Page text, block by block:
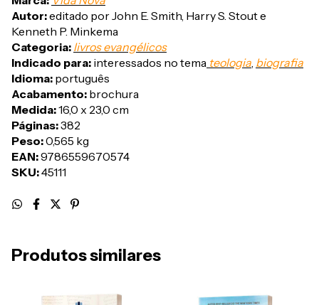
Autor:editado por John E. Smith, Harry S. Stout e
Kenneth P. Minkema
Categoria: livros evangélicos
Indicado para: interessados no tema teologia, biografia
Idioma: português
Acabamento: brochura
Medida:16,0 x 23,0 cm
Páginas:382
Peso:0,565 kg
EAN:9786559670574
SKU:45111
Produtos similares